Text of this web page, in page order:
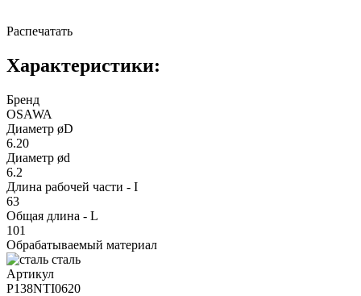
Распечатать
Характеристики:
Бренд
OSAWA
Диаметр øD
6.20
Диаметр ød
6.2
Длина рабочей части - I
63
Общая длина - L
101
Обрабатываемый материал
сталь
Артикул
P138NTI0620